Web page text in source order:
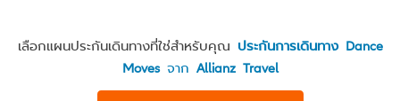
เลือกแผนประกันเดินทางที่ใช่สำหรับคุณ ประกันการเดินทาง Dance
Movesจาก Allianz Travel